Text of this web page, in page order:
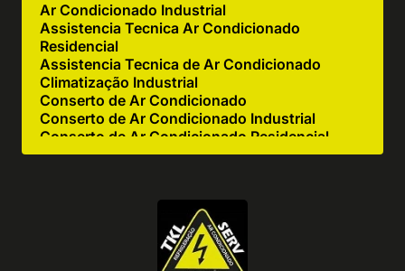
Ar Condicionado Industrial
Assistencia Tecnica Ar Condicionado
Residencial
Assistencia Tecnica de Ar Condicionado
Climatização Industrial
Conserto de Ar Condicionado
Conserto de Ar Condicionado Industrial
Conserto de Ar Condicionado Residencial
Conserto de Equipamentos de Cocção
Empresa de Ar Condicionado Industrial
Empresa de Ar Condicionado Manutenção
Empresa de Climatização
Empresa de Climatização e Refrigeração